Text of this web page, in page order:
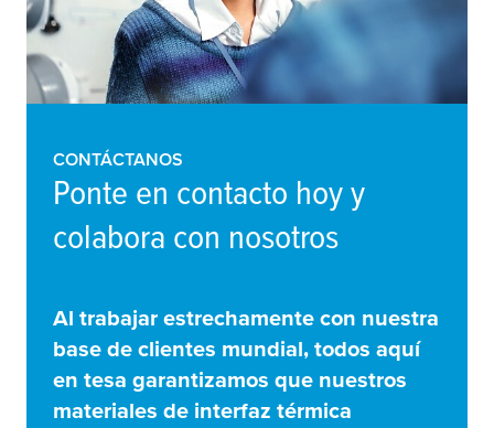
CONTÁCTANOS
Ponte en contacto hoy y
colabora con nosotros
Al trabajar estrechamente con nuestra
base de clientes mundial, todos aquí
en tesa garantizamos que nuestros
materiales de interfaz térmica